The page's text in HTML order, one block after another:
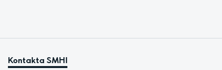
Kontakta SMHI